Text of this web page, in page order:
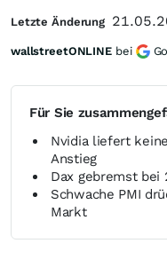
Für Sie
Nvidia liefert
Anstieg
Dax gebremst bei
Schwache PMI
Markt
Letzte Änderung
wallstreetONLINE bei